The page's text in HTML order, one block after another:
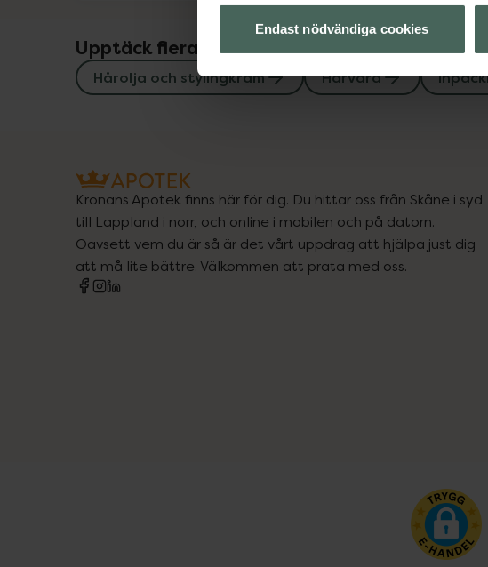
Endast nödvändiga cookies
Upptäck flera produkter inom
Hårolja och stylingkräm Hårvård
Kronans Apotek finns här för dig. Du hittar oss från Skåne i syd
till Lappland i norr, och online i mobilen och på datorn.
Oavsett vem du är så är det vårt uppdrag att hjälpa just dig
att må lite bättre. Välkommen att prata med oss.